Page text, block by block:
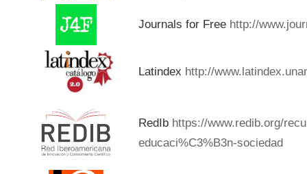
Journals for Free http://
Latindex http://
RedIb https://www.redib.org/
educaci%C3%B3n-sociedad